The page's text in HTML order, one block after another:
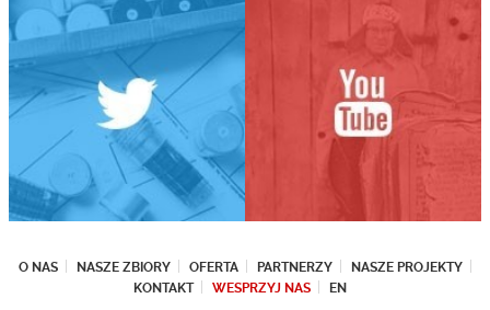
O NAS NASZE ZBIORY OFERTA PARTNERZY
NASZE PROJEKTY
KONTAKT
WESPRZYJ NAS EN